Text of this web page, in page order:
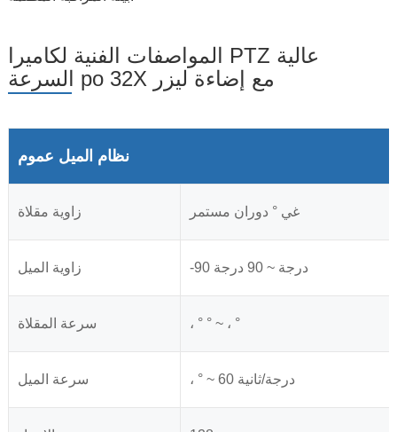
المواصفات الفنية لكاميرا PTZ عالية
السرعة po 32X مع إضاءة ليزر
نظام الميل عموم
زاوية مقلاة غي ° دوران مستمر
زاوية الميل -90 درجة ~ 90 درجة
سرعة المقلاة ، ° ° ~ ، °
سرعة الميل ، ° ~ 60 درجة/ثانية